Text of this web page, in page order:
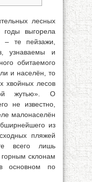
лесных
выгорела
– те пейзажи,
узнаваемы и
обитаемого
и населён, то
хвойных лесов
жутью». О
не известно,
малонаселён
из
пляжей
всего лишь
горным склонам
основном по